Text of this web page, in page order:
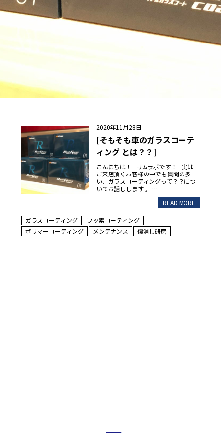
2020年11月28日
[そもそも車のガラスコーテ
ィング とは？？]
こんにちは！ リムラボです！ 実は
ご来店頂くお客様の中でも質問の多
い、ガラスコーティングって？？につ
いてお話しします♩ …
READ MORE
ガラスコーティング
フッ素コーティング
ポリマーコーティング
メンテナンス 傷消し研磨